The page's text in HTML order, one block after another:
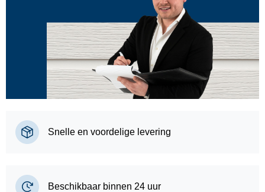
Snelle en voordelige levering
Beschikbaar binnen 24 uur